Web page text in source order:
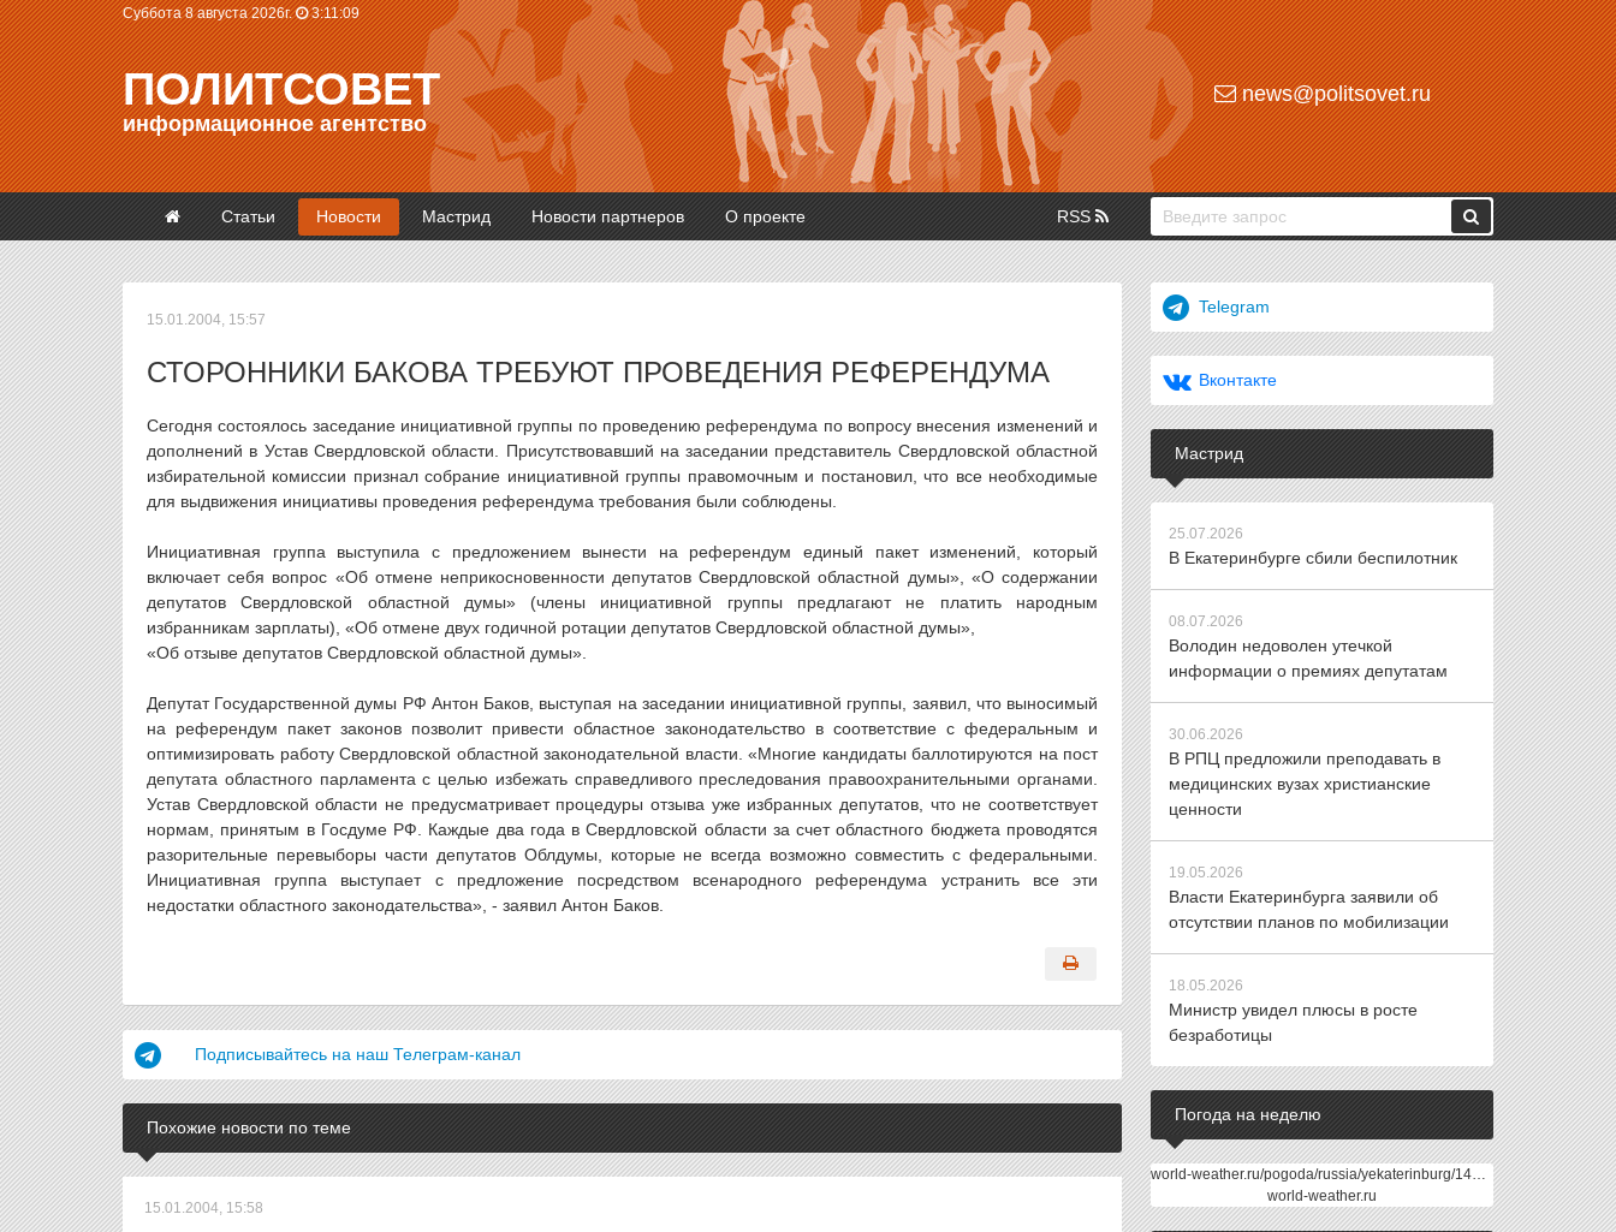
Суббота 8 августа 2026г. 3:11:09
ПОЛИТСОВЕТ
информационное агентство
news@politsovet.ru
Статьи Новости Мастрид Новости партнеров О проекте RSS
15.01.2004, 15:57
СТОРОННИКИ БАКОВА ТРЕБУЮТ ПРОВЕДЕНИЯ РЕФЕРЕНДУМА
Сегодня состоялось заседание инициативной группы по проведению референдума по вопросу внесения изменений и
дополнений в Устав Свердловской области. Присутствовавший на заседании представитель Свердловской областной
избирательной комиссии признал собрание инициативной группы правомочным и постановил, что все необходимые
для выдвижения инициативы проведения референдума требования были соблюдены.
Инициативная группа выступила с предложением вынести на референдум единый пакет изменений, который
включает себя вопрос «Об отмене неприкосновенности депутатов Свердловской областной думы», «О содержании
депутатов Свердловской областной думы» (члены инициативной группы предлагают не платить народным
избранникам зарплаты), «Об отмене двух годичной ротации депутатов Свердловской областной думы»,
«Об отзыве депутатов Свердловской областной думы».
Депутат Государственной думы РФ Антон Баков, выступая на заседании инициативной группы, заявил, что выносимый
на референдум пакет законов позволит привести областное законодательство в соответствие с федеральным и
оптимизировать работу Свердловской областной законодательной власти. «Многие кандидаты баллотируются на пост
депутата областного парламента с целью избежать справедливого преследования правоохранительными органами.
Устав Свердловской области не предусматривает процедуры отзыва уже избранных депутатов, что не соответствует
нормам, принятым в Госдуме РФ. Каждые два года в Свердловской области за счет областного бюджета проводятся
разорительные перевыборы части депутатов Облдумы, которые не всегда возможно совместить с федеральными.
Инициативная группа выступает с предложение посредством всенародного референдума устранить все эти
недостатки областного законодательства», - заявил Антон Баков.
Подписывайтесь на наш Телеграм-канал
Похожие новости по теме
15.01.2004, 15:58
Telegram
Вконтакте
Мастрид
25.07.2026
В Екатеринбурге сбили беспилотник
08.07.2026
Володин недоволен утечкой
информации о премиях депутатам
30.06.2026
В РПЦ предложили преподавать в
медицинских вузах христианские
ценности
19.05.2026
Власти Екатеринбурга заявили об
отсутствии планов по мобилизации
18.05.2026
Министр увидел плюсы в росте
безработицы
Погода на неделю
world-weather.ru/pogoda/russia/yekaterinburg/14days/
world-weather.ru